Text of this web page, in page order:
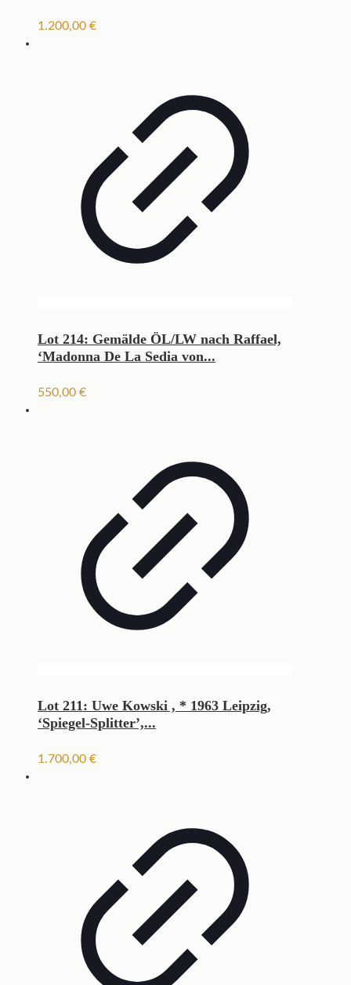
1.200,00 €
Lot 214: Gemälde ÖL/LW nach Raffael,
‘Madonna De La Sedia von...
550,00 €
Lot 211: Uwe Kowski , * 1963 Leipzig,
‘Spiegel-Splitter’,...
1.700,00 €